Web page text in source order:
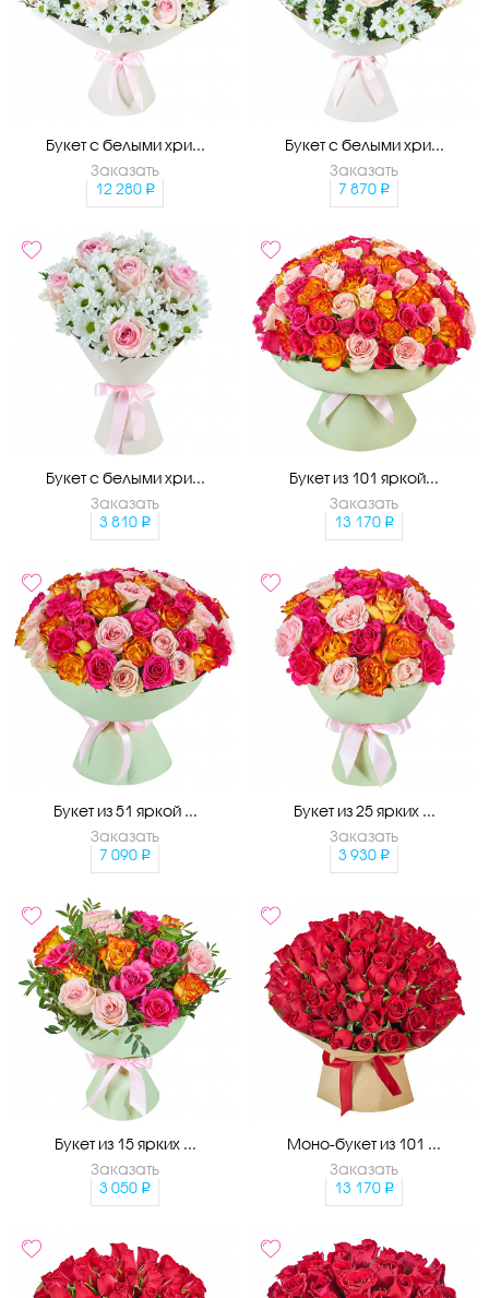
Букет с белыми хри...
Заказать
12 280
Букет с белыми хри...
Заказать
7 870
Букет с белыми хри...
Заказать
3 810
Букет из 101 яркой...
Заказать
13 170
Букет из 51 яркой ...
Заказать
7 090
Букет из 25 ярких ...
Заказать
3 930
Букет из 15 ярких ...
Заказать
3 050
Моно-букет из 101 ...
Заказать
13 170